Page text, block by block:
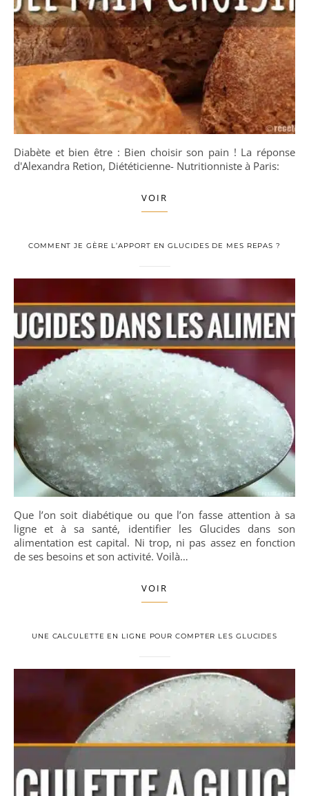
Diabète et bien être : Bien choisir son pain ! La réponse
d'Alexandra Retion, Diététicienne- Nutritionniste à Paris:
VOIR
COMMENT JE GÈRE L’APPORT EN GLUCIDES DE MES REPAS ?
Que l’on soit diabétique ou que l’on fasse attention à sa
ligne et à sa santé, identifier les Glucides dans son
alimentation est capital. Ni trop, ni pas assez en fonction
de ses besoins et son activité. Voilà…
VOIR
UNE CALCULETTE EN LIGNE POUR COMPTER LES GLUCIDES